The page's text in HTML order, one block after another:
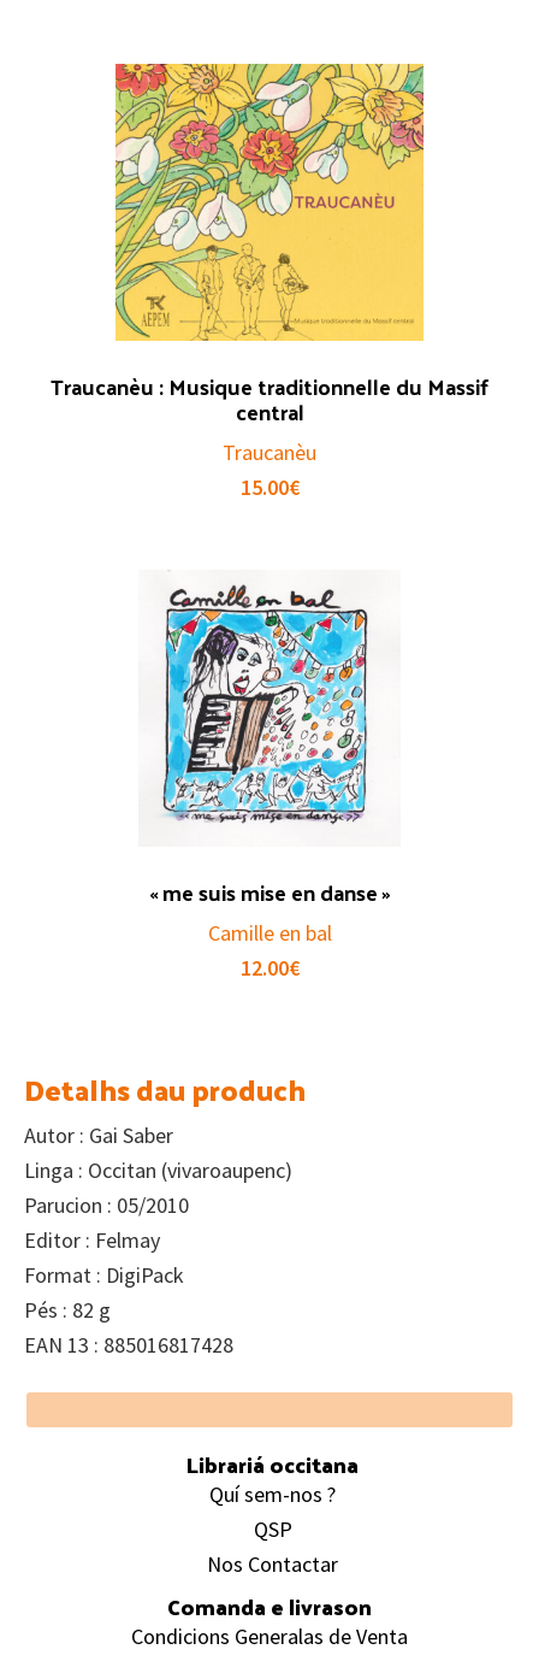
Traucanèu : Musique traditionnelle du Massif
central
Traucanèu
15.00€
« me suis mise en danse »
Camille en bal
12.00€
Detalhs dau produch
Autor : Gai Saber
Linga : Occitan (vivaroaupenc)
Parucion : 05/2010
Editor : Felmay
Format : DigiPack
Pés : 82 g
EAN 13 : 885016817428
Footer
Librariá occitana
Quí sem-nos ?
QSP
Nos Contactar
Comanda e livrason
Condicions Generalas de Venta